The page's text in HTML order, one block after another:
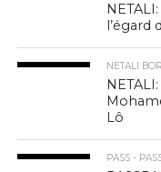
l’égard
NETALI
Lô
PASS -